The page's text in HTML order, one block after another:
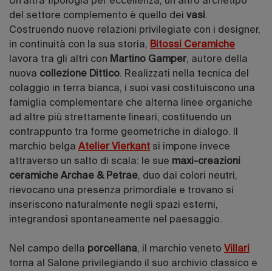
del settore complemento è quello dei vasi.
Costruendo nuove relazioni privilegiate con i designer,
in continuità con la sua storia, Bitossi Ceramiche
lavora tra gli altri con Martino Gamper, autore della
nuova collezione Dittico. Realizzati nella tecnica del
colaggio in terra bianca, i suoi vasi costituiscono una
famiglia complementare che alterna linee organiche
ad altre più strettamente lineari, costituendo un
contrappunto tra forme geometriche in dialogo. Il
marchio belga Atelier Vierkant si impone invece
attraverso un salto di scala: le sue maxi-creazioni
ceramiche Archae & Petrae, duo dai colori neutri,
rievocano una presenza primordiale e trovano si
inseriscono naturalmente negli spazi esterni,
integrandosi spontaneamente nel paesaggio.
Nel campo della porcellana, il marchio veneto Villari
torna al Salone privilegiando il suo archivio classico e